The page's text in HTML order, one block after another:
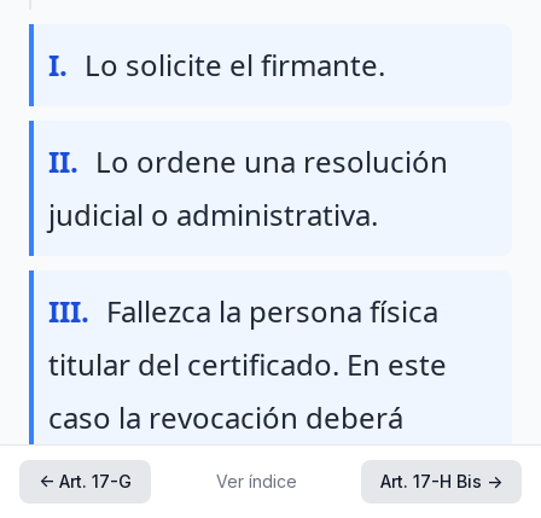
Fraccion I
I. Lo solicite el firmante.
Fraccion II
II. Lo ordene una resolución
judicial o administrativa.
Fraccion III
III. Fallezca la persona física
titular del certificado. En este
caso la revocación deberá
solicitarse por un tercero
← Art. 17-G Ver índice Art. 17-H Bis →